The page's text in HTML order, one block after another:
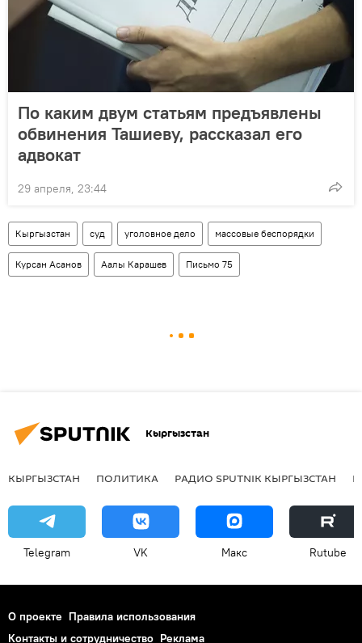
По каким двум статьям предъявлены
обвинения Ташиеву, рассказал его
адвокат
29 апреля, 23:44
Кыргызстан суд уголовное дело массовые беспорядки
Курсан Асанов Аалы Карашев Письмо 75
Кыргызстан
КЫРГЫЗСТАН ПОЛИТИКА РАДИО SPUTNIK КЫРГЫЗСТАН
Telegram VK Макс Rutube
О проекте Правила использования
Контакты и сотрудничество Реклама